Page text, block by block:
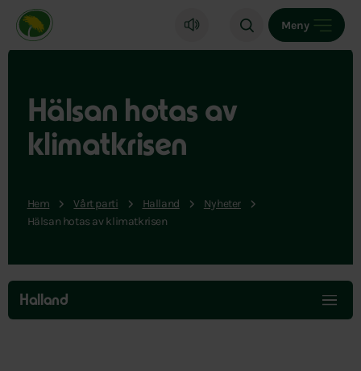
Miljöpartiet de gröna, startsida
Meny
Hälsan hotas av
klimatkrisen
Hem Vårt parti Halland
Nyheter
Hälsan hotas av klimatkrisen
Hoppa
över
menyn
Halland